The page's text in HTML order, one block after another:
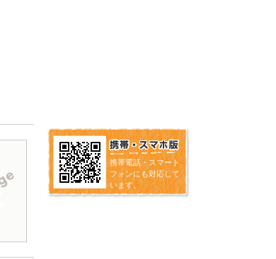
携帯電話・スマート
フォンにも対応して
います。